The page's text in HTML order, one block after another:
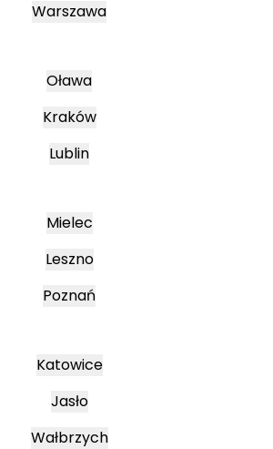
Warszawa
Oława
Kraków
Lublin
Mielec
Leszno
Poznań
Katowice
Jasło
Wałbrzych